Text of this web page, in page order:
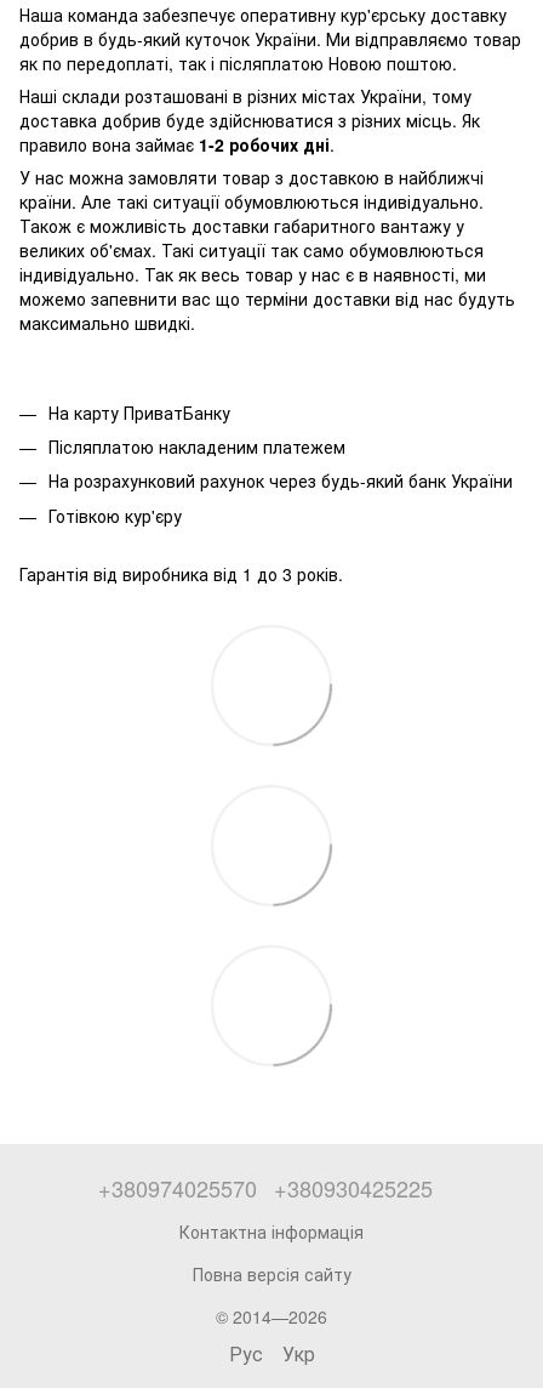
Наша команда забезпечує оперативну кур'єрську доставку
добрив в будь-який куточок України. Ми відправляємо товар
як по передоплаті, так і післяплатою Новою поштою.
Наші склади розташовані в різних містах України, тому
доставка добрив буде здійснюватися з різних місць. Як
правило вона займає 1-2 робочих дні.
У нас можна замовляти товар з доставкою в найближчі
країни. Але такі ситуації обумовлюються індивідуально.
Також є можливість доставки габаритного вантажу у
великих об'ємах. Такі ситуації так само обумовлюються
індивідуально. Так як весь товар у нас є в наявності, ми
можемо запевнити вас що терміни доставки від нас будуть
максимально швидкі.
На карту ПриватБанку
Післяплатою накладеним платежем
На розрахунковий рахунок через будь-який банк України
Готівкою кур'єру
Гарантія від виробника від 1 до 3 років.
+380974025570 +380930425225
Контактна інформація
Повна версія сайту
© 2014—2026
Рус Укр